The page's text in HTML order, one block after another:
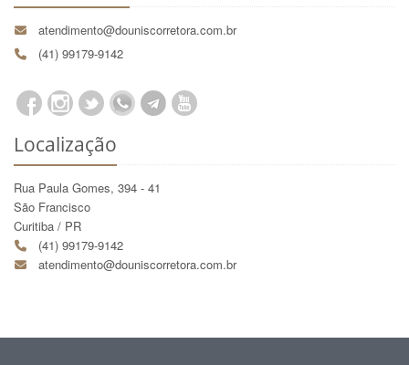
atendimento@douniscorretora.com.br
(41) 99179-9142
Localização
Rua Paula Gomes, 394 - 41
São Francisco
Curitiba / PR
(41) 99179-9142
atendimento@douniscorretora.com.br